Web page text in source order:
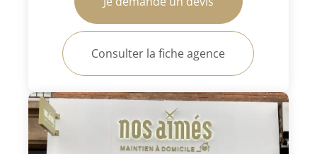
Consulter la fiche agence